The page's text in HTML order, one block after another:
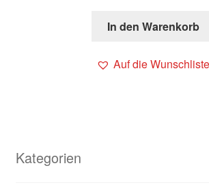
In den Warenkorb
Auf die Wunschliste
Kategorien